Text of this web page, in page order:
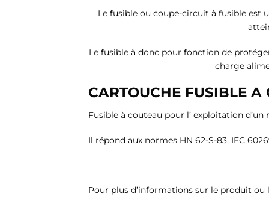
Le fusible ou coupe-circuit à fusible est
Le fusible à donc pour fonction de
charge
CARTOUCHE FUSIBLE
Fusible à couteau pour l’ exploitation
Il répond aux normes HN 62-S-83, IEC
Pour plus d’informations sur le produit ou